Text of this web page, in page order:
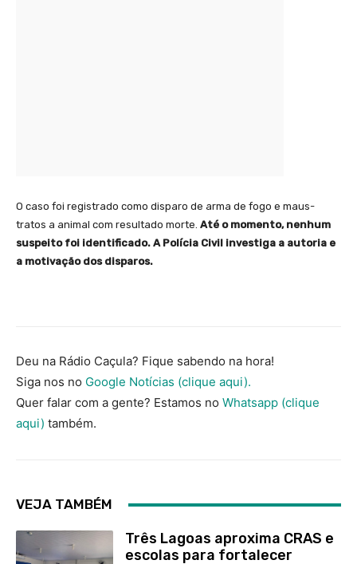
O caso foi registrado como disparo de arma de fogo e maus-
tratos a animal com resultado morte. Até o momento, nenhum
suspeito foi identificado. A Polícia Civil investiga a autoria e
a motivação dos disparos.
Deu na Rádio Caçula? Fique sabendo na hora!
Siga nos no Google Notícias (clique aqui).
Quer falar com a gente? Estamos no Whatsapp (clique
aqui) também.
VEJA TAMBÉM
Três Lagoas aproxima CRAS e
escolas para fortalecer